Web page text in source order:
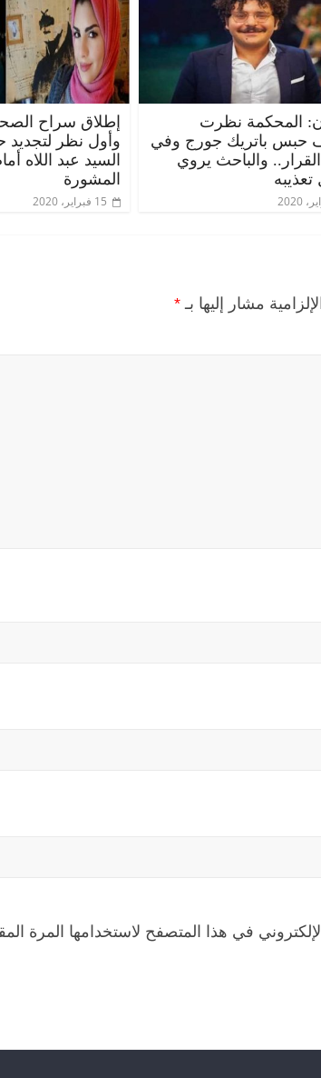
المحكمة نظرت
حبس باتريك جورج وفي
القرار.. والباحث يروي
إطلاق سراح
وأول نظر
السيد عبد اللاه
المشورة
15 فبراير، 2020
مشار إليها بـ *
في هذا المتصفح لاستخدامها المرة